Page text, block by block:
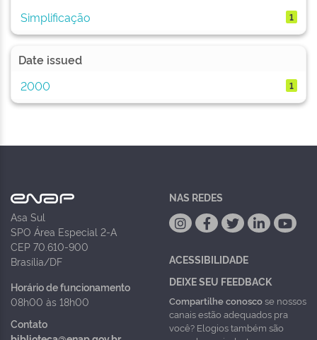
Simplificação 1
Date issued
2000
1
Asa Sul
SPO Área Especial 2-A
CEP 70.610-900
Brasília/DF
Horário de funcionamento
08h00 às 18h00
Contato
NAS REDES
ACESSIBILIDADE
DEIXE SEU FEEDBACK
Compartilhe conoscose nossos
canais estão adequados pra
você? Elogios também são